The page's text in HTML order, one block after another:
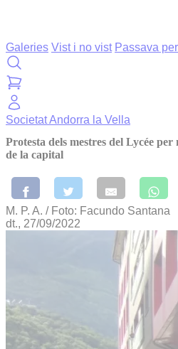
Galeries Vist i no vist Passava
SocietatAndorra la Vella
Protesta dels mestres del Lycée
de la capital
M. P. A. / Foto: Facundo Santana
dt., 27/09/2022